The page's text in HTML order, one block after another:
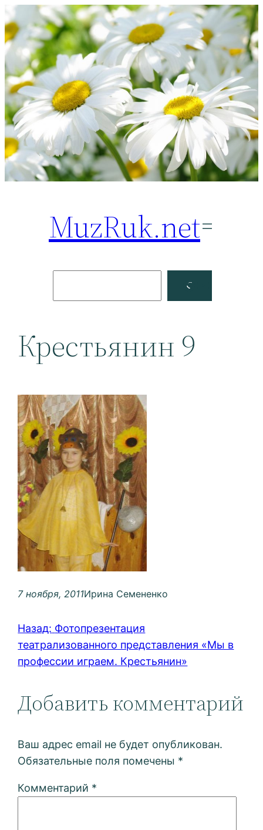
Перейти
к
содержимому
MuzRuk.net
Facebook
Крестьянин 9
7 ноября, 2011Ирина Семененко
Назад: Фотопрезентация
театрализованного представления «Мы в
профессии играем. Крестьянин»
Добавить комментарий
Ваш адрес email не будет опубликован.
Обязательные поля помечены *
Комментарий *